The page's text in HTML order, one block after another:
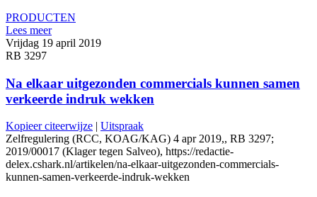
PRODUCTEN
Lees meer
Vrijdag 19 april 2019
RB 3297
Na elkaar uitgezonden commercials kunnen samen
verkeerde indruk wekken
Kopieer citeerwijze | Uitspraak
Zelfregulering (RCC, KOAG/KAG) 4 apr 2019,, RB 3297;
2019/00017 (Klager tegen Salveo), https://redactie-
delex.cshark.nl/artikelen/na-elkaar-uitgezonden-commercials-
kunnen-samen-verkeerde-indruk-wekken